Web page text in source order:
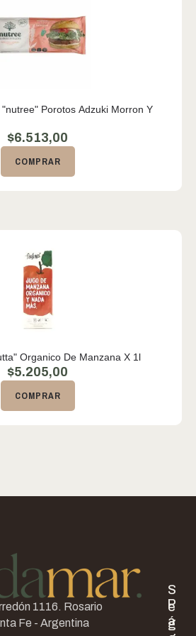
Porotos Adzuki Morron Y
$6.513,00
COMPRAR
Organico De Manzana X 1l
$5.205,00
COMPRAR
1116. Rosario
Fe - Argentina
P
á
S
e
g